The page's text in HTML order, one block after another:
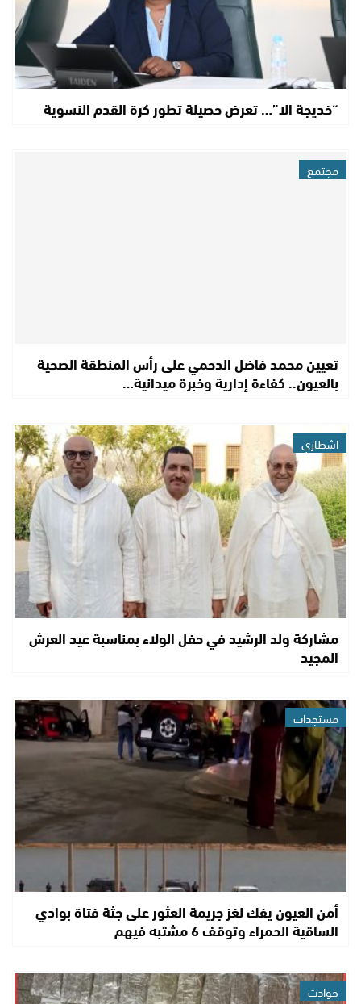
“خديجة الا”… تعرض حصيلة تطور كرة القدم النسوية
مجتمع
تعيين محمد فاضل الدحمي على رأس المنطقة الصحية
بالعيون.. كفاءة إدارية وخبرة ميدانية…
اشطاري
مشاركة ولد الرشيد في حفل الولاء بمناسبة عيد العرش
المجيد
مستجدات
أمن العيون يفك لغز جريمة العثور على جثة فتاة بوادي
الساقية الحمراء وتوقف 6 مشتبه فيهم
حوادث